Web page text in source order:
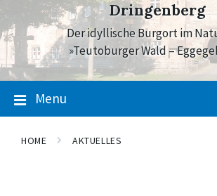
Dringenberg
Der idyllische Burgort im
»Teutoburger Wald –
Menu
HOME AKTUELLES